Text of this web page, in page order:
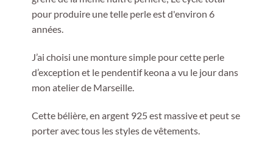
J’ai choisi une monture simple pour cette perle
d’exception et le pendentif keona a vu le jour dans
mon atelier de Marseille.
Cette bélière, en argent 925 est massive et peut se
porter avec tous les styles de vêtements.